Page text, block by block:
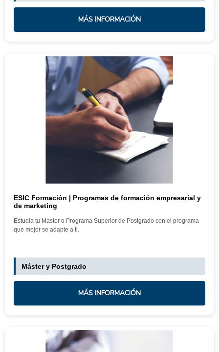
MÁS INFORMACIÓN
ESIC Formación | Programas de formación empresarial y
de marketing
Estudia tu Master o Programa Superior de Postgrado con el programa
que mejor se adapte a ti.
Máster y Postgrado
MÁS INFORMACIÓN